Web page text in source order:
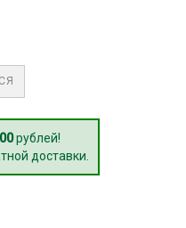
рублей!
доставки.